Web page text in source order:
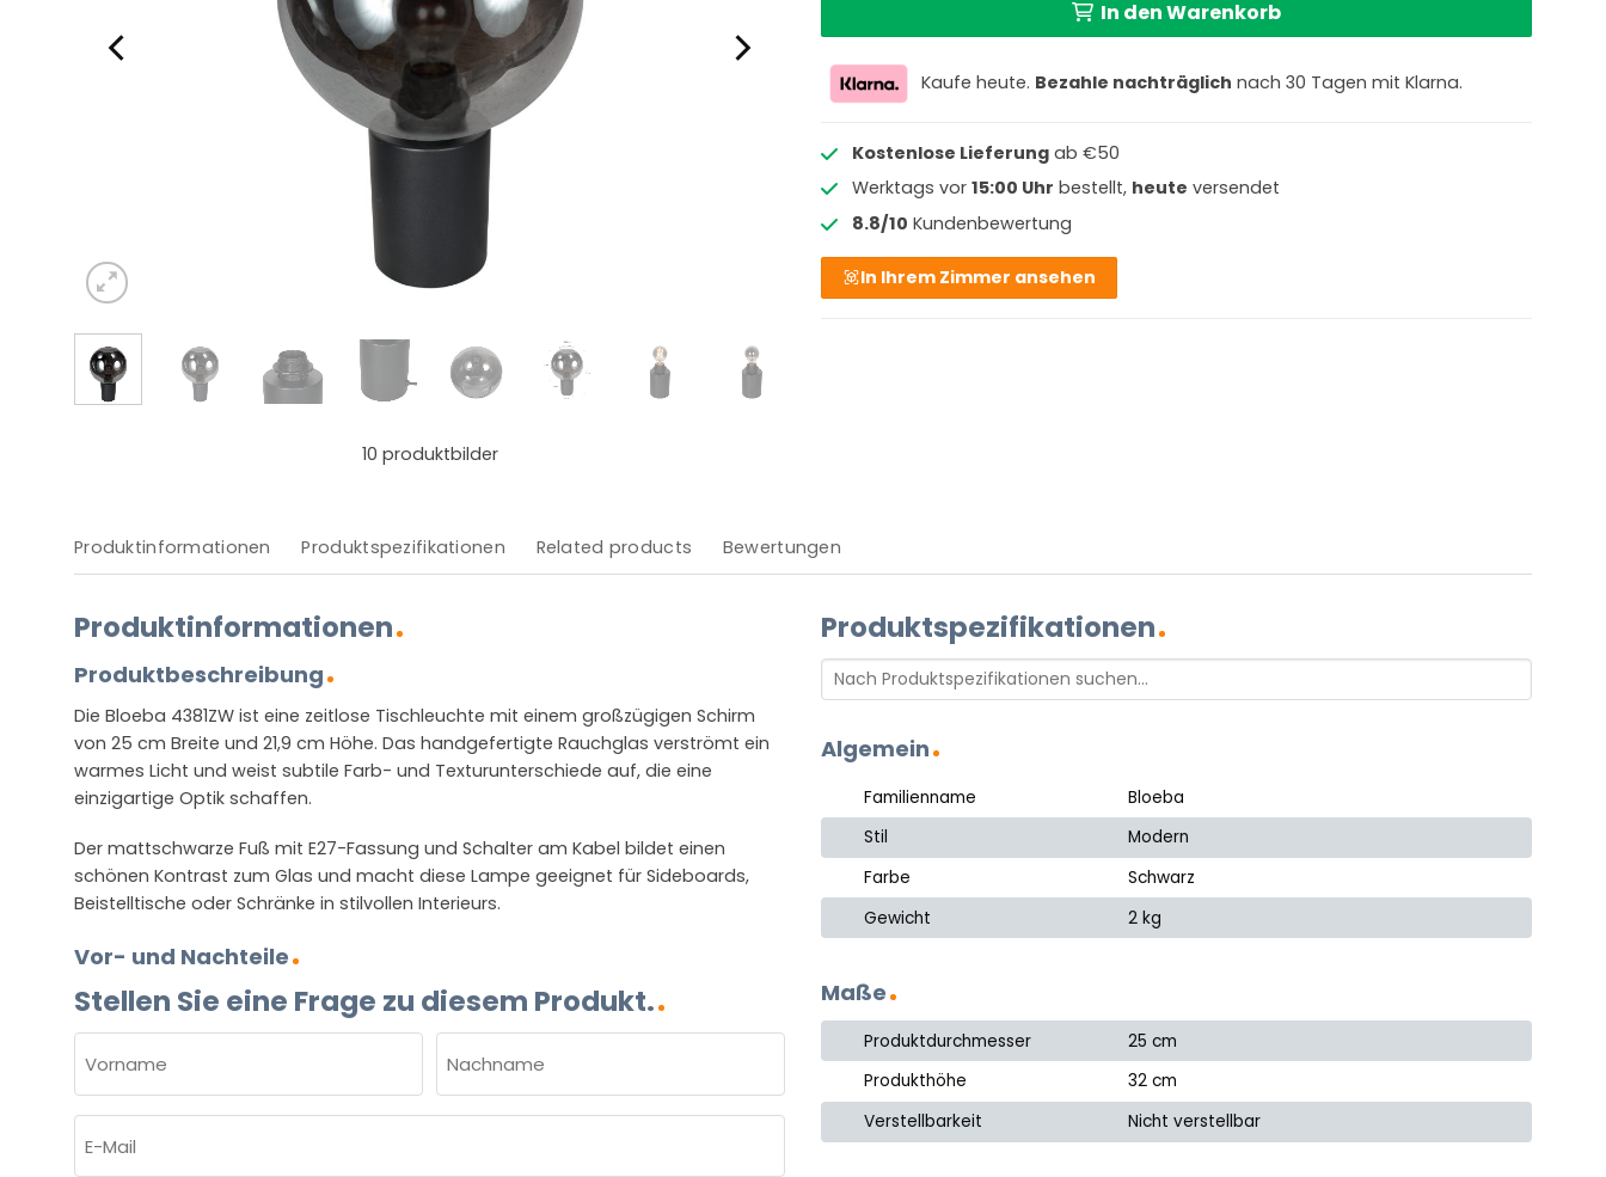
10 produktbilder
In den Warenkorb
Kaufe heute. Bezahle nachträglich nach 30 Tagen mit Klarna.
Kostenlose Lieferungab €50
Werktags vor 15:00 Uhr bestellt, heute versendet
8.8/10 Kundenbewertung
In Ihrem Zimmer ansehen
Produktinformationen Produktspezifikationen Related products Bewertungen
Produktinformationen
Produktbeschreibung
Die Bloeba 4381ZW ist eine zeitlose Tischleuchte mit einem großzügigen Schirm
von 25 cm Breite und 21,9 cm Höhe. Das handgefertigte Rauchglas verströmt ein
warmes Licht und weist subtile Farb- und Texturunterschiede auf, die eine
einzigartige Optik schaffen.
Der mattschwarze Fuß mit E27-Fassung und Schalter am Kabel bildet einen
schönen Kontrast zum Glas und macht diese Lampe geeignet für Sideboards,
Beistelltische oder Schränke in stilvollen Interieurs.
Vor- und Nachteile
Stellen Sie eine Frage zu diesem Produkt.
(ERFORDERLICH)
Vorname Nachname
Mail
Produktspezifikationen
Algemein
Familienname
Bloeba
Stil
Modern
Farbe
Schwarz
Gewicht
2 kg
Maße
Produktdurchmesser
25 cm
Produkthöhe
32 cm
Verstellbarkeit
Nicht verstellbar